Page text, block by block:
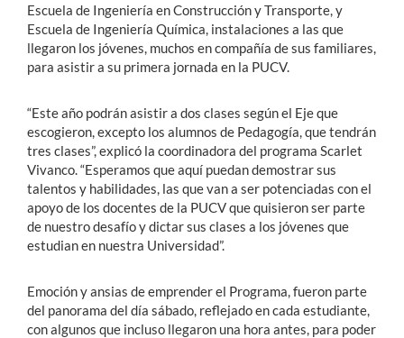
Escuela de Ingeniería en Construcción y Transporte, y
Escuela de Ingeniería Química, instalaciones a las que
llegaron los jóvenes, muchos en compañía de sus familiares,
para asistir a su primera jornada en la PUCV.
“Este año podrán asistir a dos clases según el Eje que
escogieron, excepto los alumnos de Pedagogía, que tendrán
tres clases”, explicó la coordinadora del programa Scarlet
Vivanco. “Esperamos que aquí puedan demostrar sus
talentos y habilidades, las que van a ser potenciadas con el
apoyo de los docentes de la PUCV que quisieron ser parte
de nuestro desafío y dictar sus clases a los jóvenes que
estudian en nuestra Universidad”.
Emoción y ansias de emprender el Programa, fueron parte
del panorama del día sábado, reflejado en cada estudiante,
con algunos que incluso llegaron una hora antes, para poder